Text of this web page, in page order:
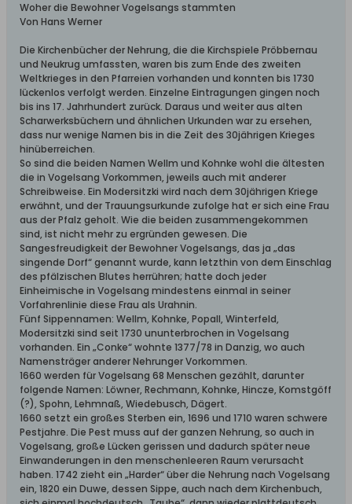
Woher die Bewohner Vogelsangs stammten
Von Hans Werner
Die Kirchenbücher der Nehrung, die die Kirchspiele Pröbbernau
und Neukrug umfassten, waren bis zum Ende des zweiten
Weltkrieges in den Pfarreien vorhanden und konnten bis 1730
lückenlos verfolgt werden. Einzelne Eintragungen gingen noch
bis ins 17. Jahrhundert zurück. Daraus und weiter aus alten
Scharwerksbüchern und ähnlichen Urkunden war zu ersehen,
dass nur wenige Namen bis in die Zeit des 30jährigen Krieges
hinüberreichen.
So sind die beiden Namen Wellm und Kohnke wohl die ältesten
die in Vogelsang Vorkommen, jeweils auch mit anderer
Schreibweise. Ein Modersitzki wird nach dem 30jährigen Kriege
erwähnt, und der Trauungsurkunde zufolge hat er sich eine Frau
aus der Pfalz geholt. Wie die beiden zusammengekommen
sind, ist nicht mehr zu ergründen gewesen. Die
Sangesfreudigkeit der Bewohner Vogelsangs, das ja „das
singende Dorf“ genannt wurde, kann letzthin von dem Einschlag
des pfälzischen Blutes herrühren; hatte doch jeder
Einheimische in Vogelsang mindestens einmal in seiner
Vorfahrenlinie diese Frau als Urahnin.
Fünf Sippennamen: Wellm, Kohnke, Popall, Winterfeld,
Modersitzki sind seit 1730 ununterbrochen in Vogelsang
vorhanden. Ein „Conke“ wohnte 1377/78 in Danzig, wo auch
Namensträger anderer Nehrunger Vorkommen.
1660 werden für Vogelsang 68 Menschen gezählt, darunter
folgende Namen: Löwner, Rechmann, Kohnke, Hincze, Komstgöff
(?), Spohn, Lehmnaß, Wiedebusch, Dägert.
1660 setzt ein großes Sterben ein, 1696 und 1710 waren schwere
Pestjahre. Die Pest muss auf der ganzen Nehrung, so auch in
Vogelsang, große Lücken gerissen und dadurch später neue
Einwanderungen in den menschenleeren Raum verursacht
haben. 1742 zieht ein „Harder“ über die Nehrung nach Vogelsang
ein, 1820 ein Duwe, dessen Sippe, auch nach dem Kirchenbuch,